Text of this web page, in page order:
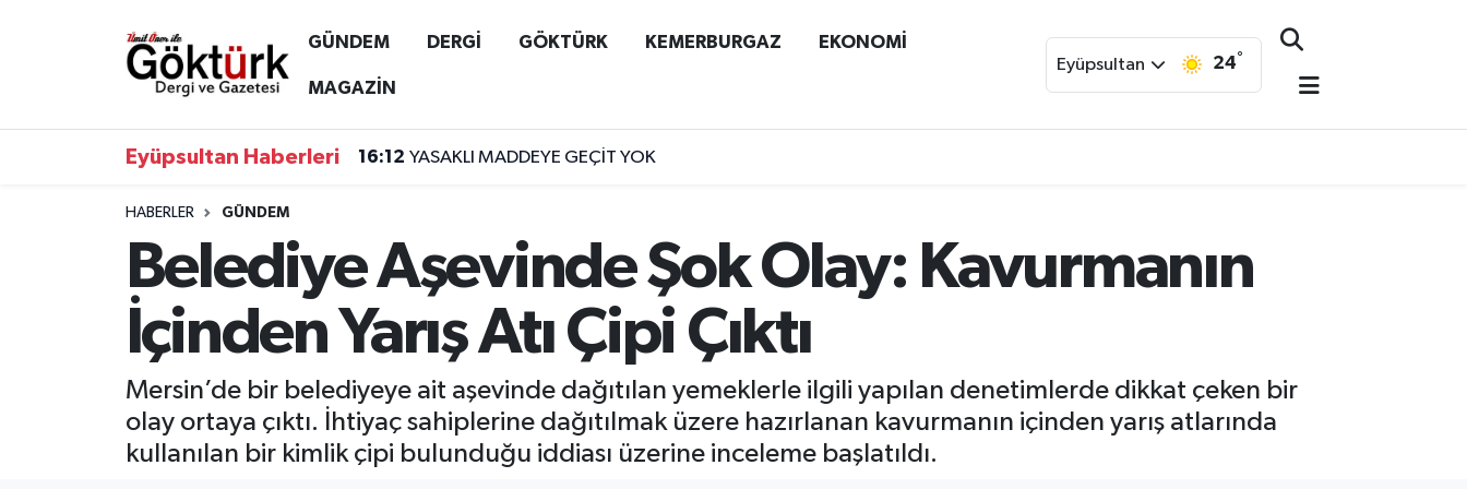
GÜNDEM DERGİ GÖKTÜRK KEMERBURGAZ EKONOMİ
MAGAZİN
Eyüpsultan 24°
Eyüpsultan Haberleri 16:12 YASAKLI MADDEYE GEÇİT YOK
HABERLER GÜNDEM
Belediye Aşevinde Şok Olay: Kavurmanın
İçinden Yarış Atı Çipi Çıktı
Mersin’de bir belediyeye ait aşevinde dağıtılan yemeklerle ilgili yapılan denetimlerde dikkat çeken bir
olay ortaya çıktı. İhtiyaç sahiplerine dağıtılmak üzere hazırlanan kavurmanın içinden yarış atlarında
kullanılan bir kimlik çipi bulunduğu iddiası üzerine inceleme başlatıldı.
Anne Çocuk
EKONOMİ
GÖKTÜRK
Eyüpsultan Hava Durumu
Tüm Manşetler
Son Dakika Haberleri
Haber Arşivi